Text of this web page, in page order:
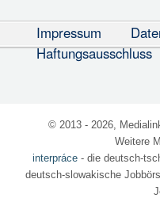
Impressum
Haftungsausschluss
© 2013 - 2026,
Weitere
interpráce- die deutsch-
deutsch-slowakische